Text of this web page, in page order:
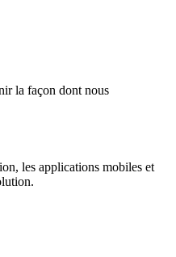
la façon dont nous
les applications mobiles et